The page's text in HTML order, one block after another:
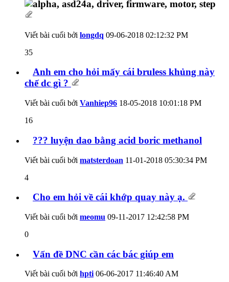
Viết bài cuối bởi longdq 09-06-2018 02:12:32 PM
35
Anh em cho hỏi mấy cái bruless khủng này
chế dc gì ?
Viết bài cuối bởi Vanhiep96 18-05-2018 10:01:18 PM
16
??? luyện dao bằng acid boric methanol
Viết bài cuối bởi matsterdoan 11-01-2018 05:30:34 PM
4
Cho em hỏi về cái khớp quay này ạ.
Viết bài cuối bởi meomu 09-11-2017 12:42:58 PM
0
Vấn đề DNC cần các bác giúp em
Viết bài cuối bởi hpti06-06-2017 11:46:40 AM